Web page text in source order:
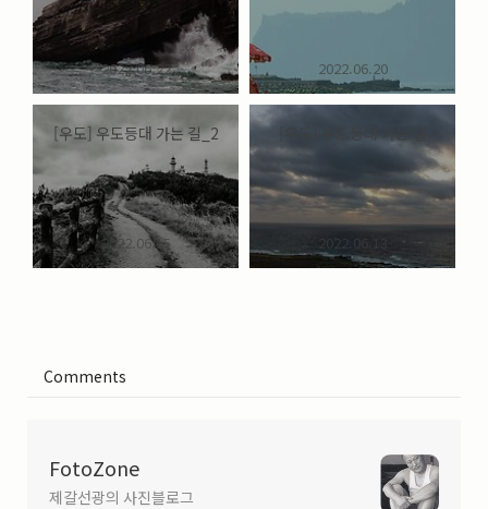
2022.06.22 2022.06.20
[우도] 우도등대 가는 길_2
2022.06.15
[우도] 우도등대 가는 길
2022.06.13
Comments
FotoZone
제갈선광의 사진블로그